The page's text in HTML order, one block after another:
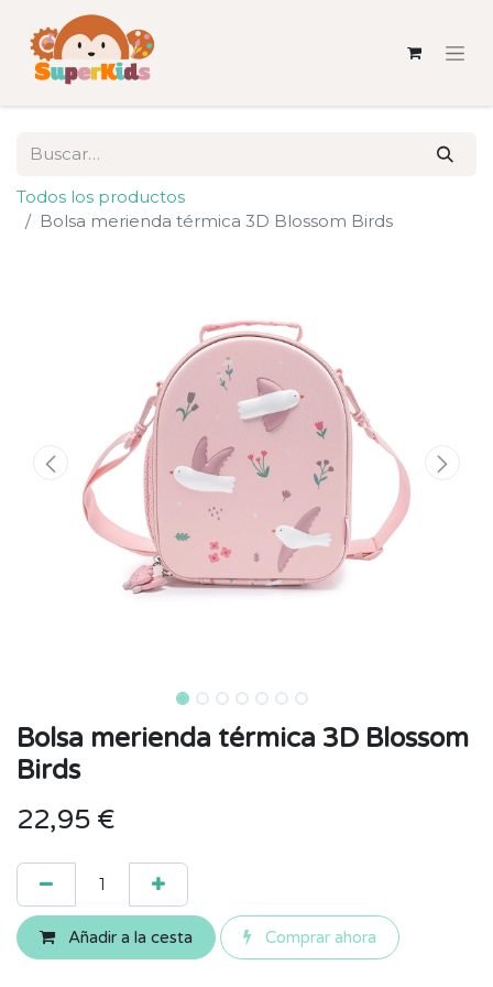
Todos los productos
Bolsa merienda térmica 3D Blossom Birds
Bolsa merienda térmica 3D Blossom
Birds
22,95 €
Añadir a la cesta Comprar ahora